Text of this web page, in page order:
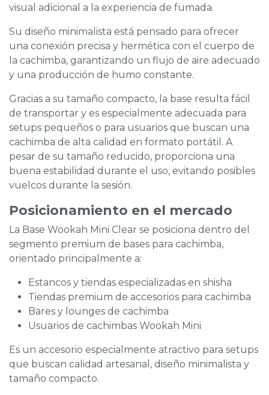
visual adicional a la experiencia de fumada.
Su diseño minimalista está pensado para ofrecer
una conexión precisa y hermética con el cuerpo de
la cachimba, garantizando un flujo de aire adecuado
y una producción de humo constante.
Gracias a su tamaño compacto, la base resulta fácil
de transportar y es especialmente adecuada para
setups pequeños o para usuarios que buscan una
cachimba de alta calidad en formato portátil. A
pesar de su tamaño reducido, proporciona una
buena estabilidad durante el uso, evitando posibles
vuelcos durante la sesión.
Posicionamiento en el mercado
La Base Wookah Mini Clear se posiciona dentro del
segmento premium de bases para cachimba,
orientado principalmente a:
Estancos y tiendas especializadas en shisha
Tiendas premium de accesorios para cachimba
Bares y lounges de cachimba
Usuarios de cachimbas Wookah Mini
Es un accesorio especialmente atractivo para setups
que buscan calidad artesanal, diseño minimalista y
tamaño compacto.